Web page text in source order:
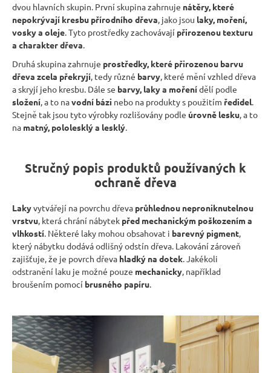
dvou hlavních skupin. První skupina zahrnuje nátěry, které
nepokrývají kresbu přírodního dřeva, jako jsou laky, moření,
vosky a oleje. Tyto prostředky zachovávají přirozenou texturu
a charakter dřeva.
Druhá skupina zahrnuje prostředky, které přirozenou barvu
dřeva zcela překryjí, tedy různé barvy, které mění vzhled dřeva
a skryjí jeho kresbu. Dále se barvy, laky a mořenídělí podle
složení, a to navodní bázi nebo na produkty s použitím ředidel.
Stejně tak jsou tyto výrobky rozlišovány podle úrovně lesku, a to
na matný, pololesklý a lesklý.
Stručný popis produktů používaných k
ochraně dřeva
Lakyvytvářejí na povrchu dřeva průhlednou neproniknutelnou
vrstvu, která chrání nábytek před mechanickým poškozením a
vlhkostí. Některé laky mohou obsahovat i barevný pigment,
který nábytku dodává odlišný odstín dřeva. Lakování zároveň
zajišťuje, že je povrch dřeva hladký na dotek. Jakékoli
odstranění laku je možné pouze mechanicky, například
broušením pomocí brusného papíru.
2
601
Kč
Původně:
2
890
Kč